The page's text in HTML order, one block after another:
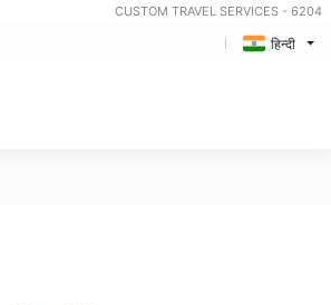
CUSTOM TRAVEL SERVICES - 6204
हिन्दी